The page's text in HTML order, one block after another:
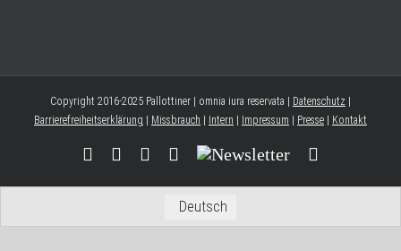
Copyright 2016-2025 Pallottiner | omnia iura reservata | Datenschutz
Barrierefreiheitserklärung
Missbrauch Intern Impressum Presse Kontakt
FacebookYouTubeInstagram
Threads
Newsletter
Deutsch